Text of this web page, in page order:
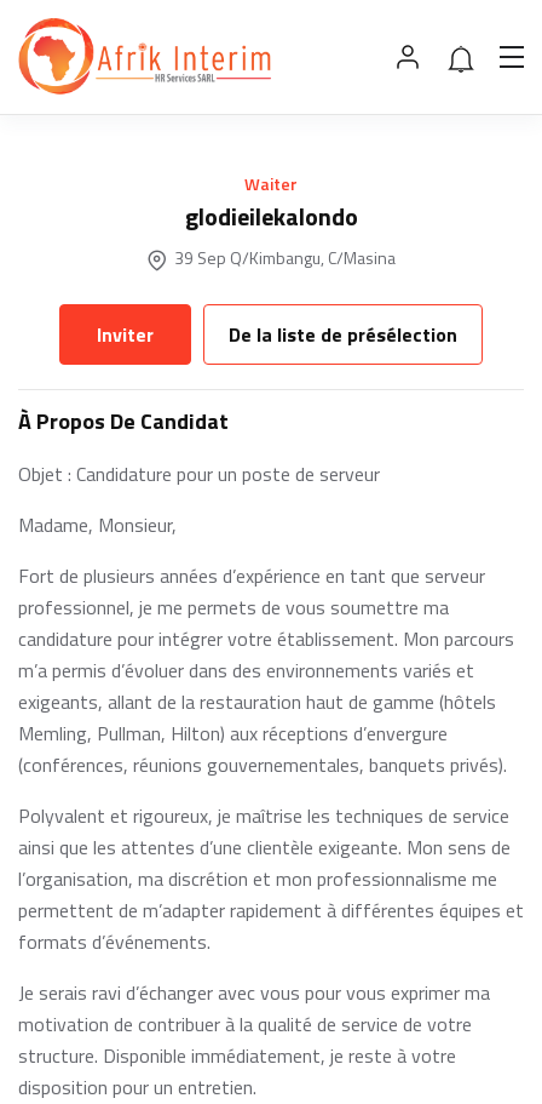
Waiter
glodieilekalondo
39 Sep Q/Kimbangu, C/Masina
Inviter De la liste de présélection
À Propos De Candidat
Objet : Candidature pour un poste de serveur
Madame, Monsieur,
Fort de plusieurs années d’expérience en tant que serveur
professionnel, je me permets de vous soumettre ma
candidature pour intégrer votre établissement. Mon parcours
m’a permis d’évoluer dans des environnements variés et
exigeants, allant de la restauration haut de gamme (hôtels
Memling, Pullman, Hilton) aux réceptions d’envergure
(conférences, réunions gouvernementales, banquets privés).
Polyvalent et rigoureux, je maîtrise les techniques de service
ainsi que les attentes d’une clientèle exigeante. Mon sens de
l’organisation, ma discrétion et mon professionnalisme me
permettent de m’adapter rapidement à différentes équipes et
formats d’événements.
Je serais ravi d’échanger avec vous pour vous exprimer ma
motivation de contribuer à la qualité de service de votre
structure. Disponible immédiatement, je reste à votre
disposition pour un entretien.